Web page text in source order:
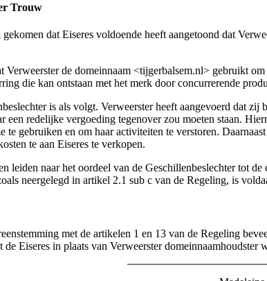
Trouw
dat Eiseres voldoende heeft aangetoond dat
Verweerster de domeinnaam <tijgerbalsem.nl> gebruikt
die kan ontstaan met het merk door concurrerende
is als volgt. Verweerster heeft aangevoerd dat
een redelijke vergoeding tegenover zou moeten staan.
te gebruiken en om haar activiteiten te verstoren.
te aan Eiseres te verkopen.
leiden naar het oordeel van de Geschillenbeslechter tot
neergelegd in artikel 2.1 sub c van de Regeling, is
met de artikelen 1 en 13 van de Regeling
Eiseres in plaats van Verweerster domeinnaamhoudster